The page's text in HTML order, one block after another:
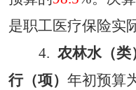
是职工医疗保险实
4. 农林水（类
行（项） 年初预算